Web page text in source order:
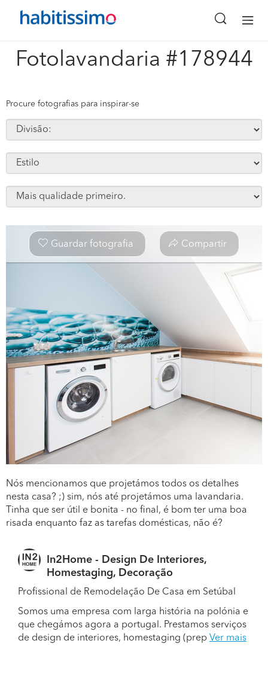
Fotolavandaria #178944
x
Procure fotografias para inspirar-se
Guardar fotografia Compartir
Nós mencionamos que projetámos todos os detalhes
nesta casa? ;) sim, nós até projetámos uma lavandaria.
Tinha que ser útil e bonita - no final, é bom ter uma boa
risada enquanto faz as tarefas domésticas, não é?
In2Home - Design De Interiores,
Homestaging, Decoração
Profissional de Remodelação De Casa em Setúbal
Somos uma empresa com larga história na polónia e
que chegámos agora a portugal. Prestamos serviços
de design de interiores, homestaging (prep Ver mais